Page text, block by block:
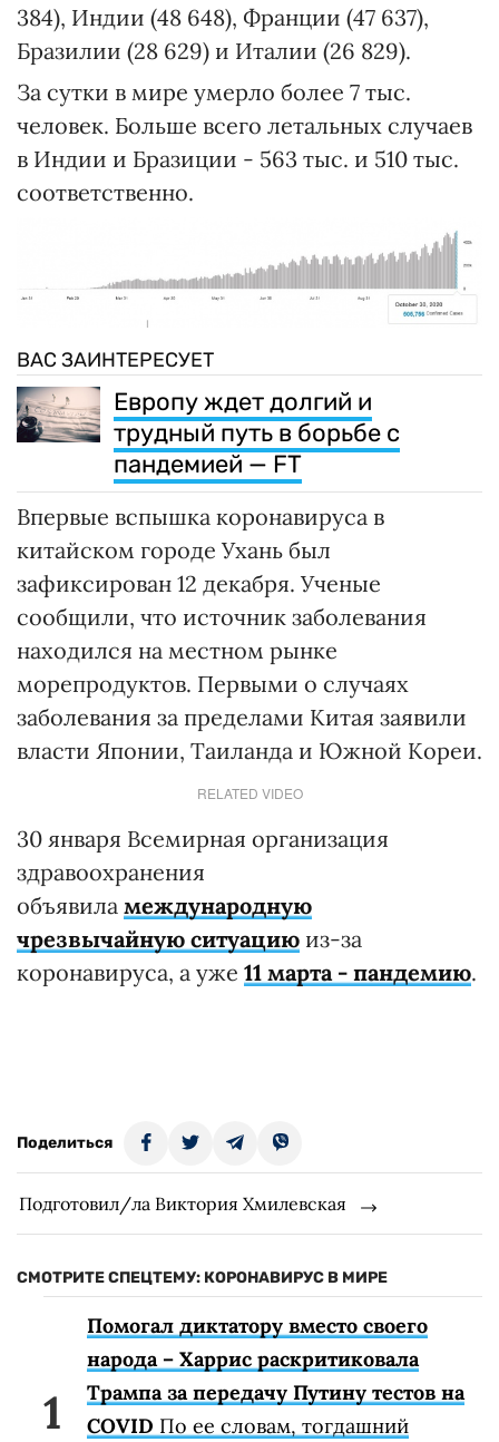
384), Индии (48 648), Франции (47 637),
Бразилии (28 629) и Италии (26 829).
За сутки в мире умерло более 7 тыс.
человек. Больше всего летальных случаев
в Индии и Бразиции - 563 тыс. и 510 тыс.
соответственно.
ВАС ЗАИНТЕРЕСУЕТ
Европу ждет долгий и
трудный путь в борьбе с
пандемией — FT
Впервые вспышка коронавируса в
китайском городе Ухань был
зафиксирован 12 декабря. Ученые
сообщили, что источник заболевания
находился на местном рынке
морепродуктов. Первыми о случаях
заболевания за пределами Китая заявили
власти Японии, Таиланда и Южной Кореи.
RELATED VIDEO
30 января Всемирная организация
здравоохранения
объявила международную
чрезвычайную ситуацию из-за
коронавируса, а уже 11 марта - пандемию.
Поделиться
Подготовил/ла Виктория Хмилевская
СМОТРИТЕ СПЕЦТЕМУ: КОРОНАВИРУС В МИРЕ
Помогал диктатору вместо своего
народа – Харрис раскритиковала
Трампа за передачу Путину тестов на
COVID По ее словам, тогдашний